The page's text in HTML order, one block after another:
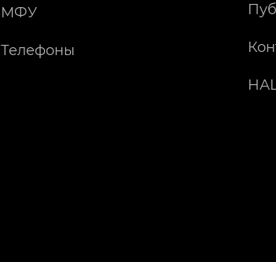
МФУ
Телефоны